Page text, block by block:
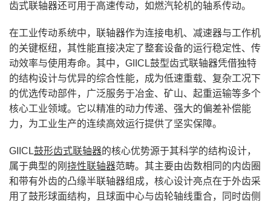
齿式联轴器还可用于高速传动，如燃汽轮机的轴系传动。
在工业传动系统中，联轴器作为连接电机、减速器与工作机
的关键枢纽，其性能直接决定了整套设备的运行稳定性、传
动效率与使用寿命。其中，GIICL鼓型齿式联轴器凭借独特
的结构设计与优异的综合性能，成为低速重载、复杂工况下
的优选传动部件，广泛服务于冶金、矿山、起重运输等多个
核心工业领域。它以精准的动力传递、强大的偏差补偿能
力，为工业生产的连续高效运行提供了坚实保障。
GIICL鼓形齿式联轴器的核心优势源于其科学的结构设计，
属于典型的刚 挠性联轴器范畴。其主要由齿数相同的内齿圈
和带有外齿的凸缘半联轴器组成，核心设计亮点在于外齿采
用了鼓形球面结构，且球面中心与齿轮轴线重合，同时齿侧